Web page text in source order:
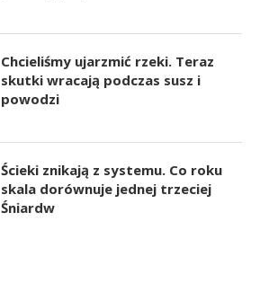
Chcieliśmy ujarzmić rzeki. Teraz
skutki wracają podczas susz i
powodzi
Ścieki znikają z systemu. Co roku
skala dorównuje jednej trzeciej
Śniardw